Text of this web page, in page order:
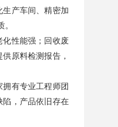
产车间、精密加
性能强；回收废
原料检测报告，
有专业工程师团
陷，产品依旧存在